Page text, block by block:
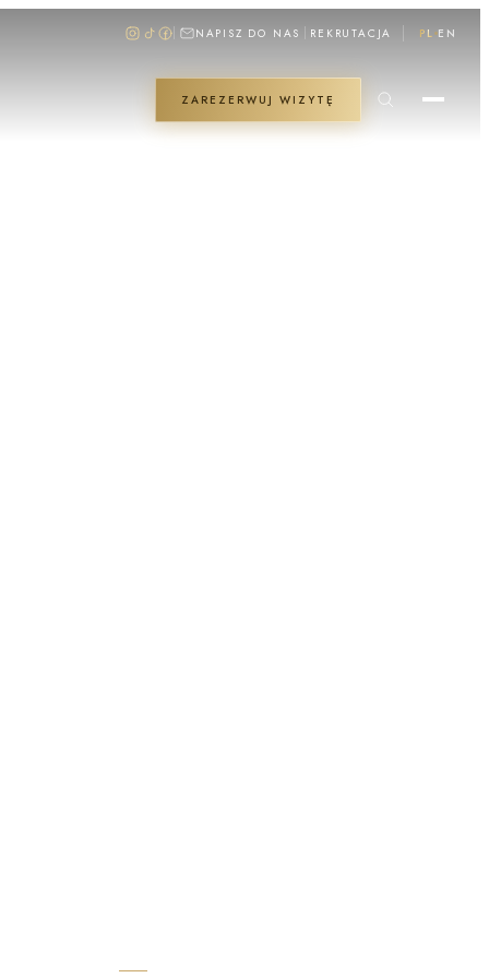
NAPISZ DO NAS REKRUTACJA PL EN
ZAREZERWUJ WIZYTĘ